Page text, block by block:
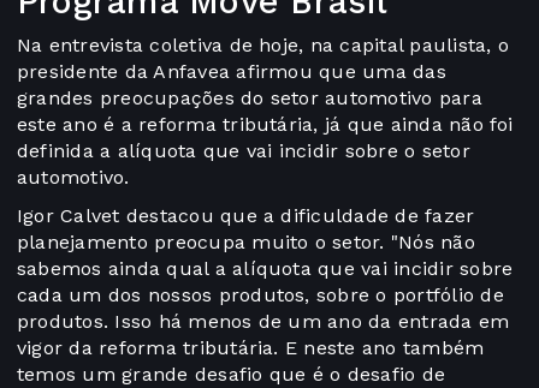
Na entrevista coletiva de hoje, na capital paulista, o
presidente da Anfavea afirmou que uma das
grandes preocupações do setor automotivo para
este ano é a reforma tributária, já que ainda não foi
definida a alíquota que vai incidir sobre o setor
automotivo.
Igor Calvet destacou que a dificuldade de fazer
planejamento preocupa muito o setor. "Nós não
sabemos ainda qual a alíquota que vai incidir sobre
cada um dos nossos produtos, sobre o portfólio de
produtos. Isso há menos de um ano da entrada em
vigor da reforma tributária. E neste ano também
temos um grande desafio que é o desafio de